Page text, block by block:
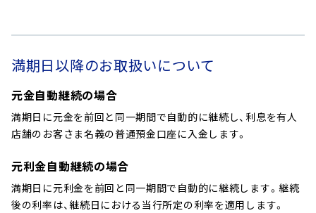
満期日以降のお取扱いについて
元金自動継続の場合
満期日に元金を前回と同一期間で自動的に継続し、利息を有人
店舗のお客さま名義の普通預金口座に入金します。
元利金自動継続の場合
満期日に元利金を前回と同一期間で自動的に継続します。継続
後の利率は、継続日における当行所定の利率を適用します。